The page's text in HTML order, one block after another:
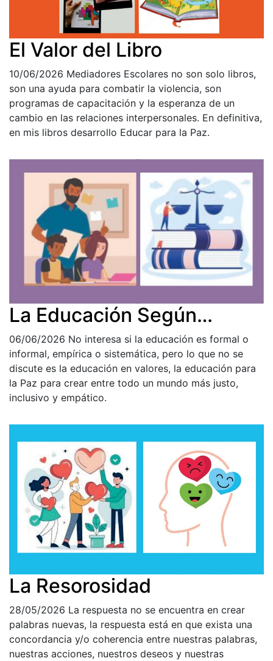
El Valor del Libro
10/06/2026 Mediadores Escolares no son solo libros,
son una ayuda para combatir la violencia, son
programas de capacitación y la esperanza de un
cambio en las relaciones interpersonales. En definitiva,
en mis libros desarrollo Educar para la Paz.
La Educación Según…
06/06/2026 No interesa si la educación es formal o
informal, empírica o sistemática, pero lo que no se
discute es la educación en valores, la educación para
la Paz para crear entre todo un mundo más justo,
inclusivo y empático.
La Resorosidad
28/05/2026 La respuesta no se encuentra en crear
palabras nuevas, la respuesta está en que exista una
concordancia y/o coherencia entre nuestras palabras,
nuestras acciones, nuestros deseos y nuestras